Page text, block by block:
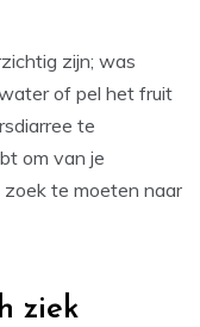
zijn; was
of pel het fruit
te
om van je
te moeten naar
ziek